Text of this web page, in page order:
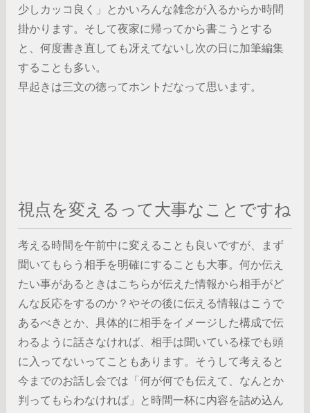
少しカッコ良く」とかいろんな雑念が入るからか時間
掛かります。そして夜家に帰ってから書こうとする
と、何度書き直しても冴えてないし次の日に加筆編集
することも多い。
早起きは三文の徳ってホントだなって思います。
視点を変えるって大事なことですね
考える時間を午前中に変えることも良いですが、まず
聞いてもらう相手を明確にすることも大事。何か伝え
たい事があるときはこちらが伝えた情報から相手がど
んな反応をするのか？やその後に伝える情報はこうで
あるべきとか、具体的に相手をイメージした構成で伝
わるように話さなければ、相手は聞いている様でも頭
に入ってないってこともあります。そうして考えると
今までのお話し会では「何が何でも伝えて、なんとか
判ってもらわなければ」と時間一杯に内容を詰め込ん